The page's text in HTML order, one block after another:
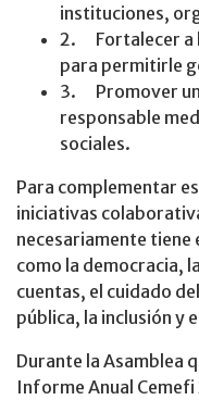
instituciones,
2. Fortalecer a
para permitirle
3. Promover
responsable
sociales.
Para complementar
iniciativas
necesariamente tiene
como la democracia,
cuentas, el cuidado
pública, la inclusión y
Durante la Asamblea
Informe Anual